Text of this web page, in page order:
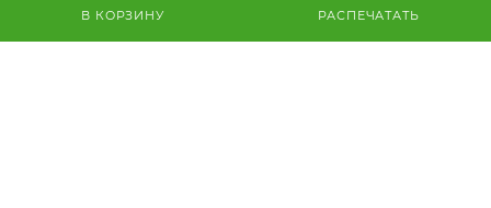
В КОРЗИНУ РАСПЕЧАТАТЬ